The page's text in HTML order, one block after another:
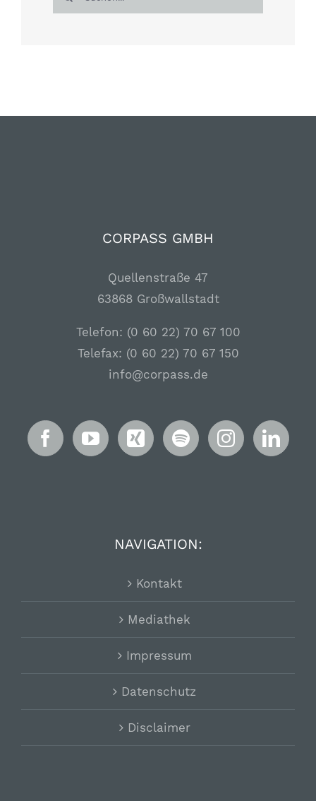
nach:
CORPASS GMBH
Quellenstraße 47
63868 Großwallstadt
Telefon: (0 60 22) 70 67 100
Telefax: (0 60 22) 70 67 150
info@corpass.de
NAVIGATION:
Kontakt
Mediathek
Impressum
Datenschutz
Disclaimer